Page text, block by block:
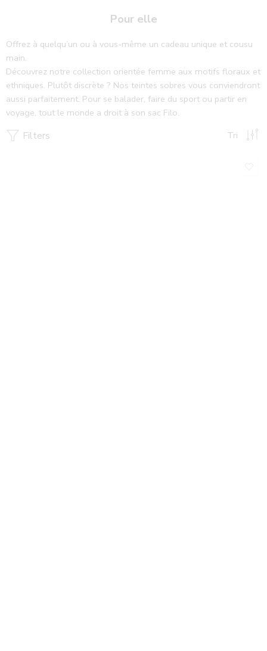
Pour elle
Offrez à quelqu’un ou à vous-même un cadeau unique et cousu
main.
Découvrez notre collection orientée femme aux motifs floraux et
ethniques. Plutôt discrète ? Nos teintes sobres vous conviendront
aussi parfaitement. Pour se balader, faire du sport ou partir en
voyage, tout le monde a droit à son sac Filo.
Filters Tri